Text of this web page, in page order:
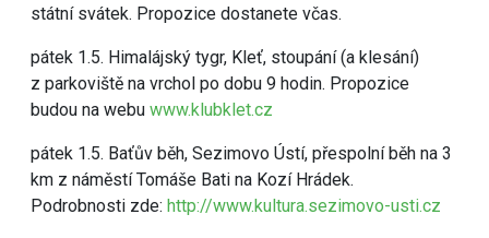
státní svátek. Propozice dostanete včas.
pátek 1.5. Himalájský tygr, Kleť, stoupání (a klesání)
z parkoviště na vrchol po dobu 9 hodin. Propozice
budou na webu www.klubklet.cz
pátek 1.5. Baťův běh, Sezimovo Ústí, přespolní běh na 3
km z náměstí Tomáše Bati na Kozí Hrádek.
Podrobnosti zde: http://www.kultura.sezimovo-usti.cz